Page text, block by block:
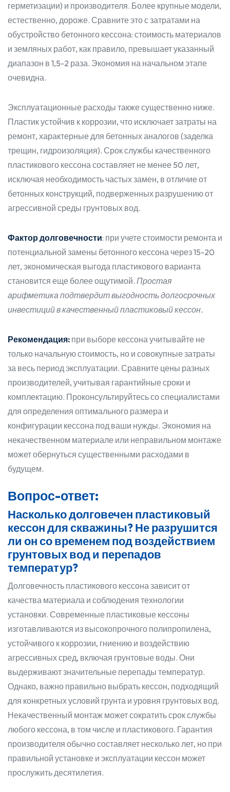
герметизации) и производителя. Более крупные модели,
естественно, дороже. Сравните это с затратами на
обустройство бетонного кессона: стоимость материалов
и земляных работ, как правило, превышает указанный
диапазон в 1,5-2 раза. Экономия на начальном этапе
очевидна.
Эксплуатационные расходы также существенно ниже.
Пластик устойчив к коррозии, что исключает затраты на
ремонт, характерные для бетонных аналогов (заделка
трещин, гидроизоляция). Срок службы качественного
пластикового кессона составляет не менее 50 лет,
исключая необходимость частых замен, в отличие от
бетонных конструкций, подверженных разрушению от
агрессивной среды грунтовых вод.
Фактор долговечности: при учете стоимости ремонта и
потенциальной замены бетонного кессона через 15-20
лет, экономическая выгода пластикового варианта
становится еще более ощутимой. Простая
арифметика подтвердит выгодность долгосрочных
инвестиций в качественный пластиковый кессон.
Рекомендация: при выборе кессона учитывайте не
только начальную стоимость, но и совокупные затраты
за весь период эксплуатации. Сравните цены разных
производителей, учитывая гарантийные сроки и
комплектацию. Проконсультируйтесь со специалистами
для определения оптимального размера и
конфигурации кессона под ваши нужды. Экономия на
некачественном материале или неправильном монтаже
может обернуться существенными расходами в
будущем.
Вопрос-ответ:
Насколько долговечен пластиковый
кессон для скважины? Не разрушится
ли он со временем под воздействием
грунтовых вод и перепадов
температур?
Долговечность пластикового кессона зависит от
качества материала и соблюдения технологии
установки. Современные пластиковые кессоны
изготавливаются из высокопрочного полипропилена,
устойчивого к коррозии, гниению и воздействию
агрессивных сред, включая грунтовые воды. Они
выдерживают значительные перепады температур.
Однако, важно правильно выбрать кессон, подходящий
для конкретных условий грунта и уровня грунтовых вод.
Некачественный монтаж может сократить срок службы
любого кессона, в том числе и пластикового. Гарантия
производителя обычно составляет несколько лет, но при
правильной установке и эксплуатации кессон может
прослужить десятилетия.